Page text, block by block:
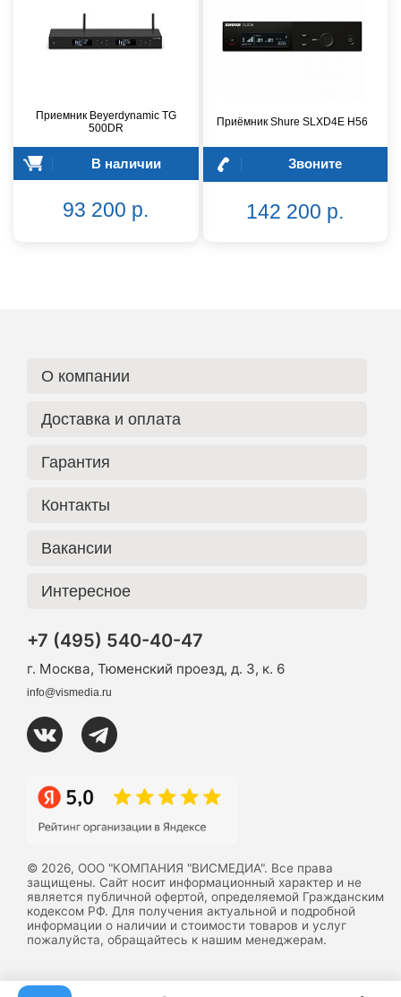
Приемник Beyerdynamic TG
500DR
В наличии
93 200 р.
Приёмник Shure SLXD4E H56
Звоните
142 200 р.
О компании
Доставка и оплата
Гарантия
Контакты
Вакансии
Интересное
+7 (495) 540-40-47
г. Москва, Тюменский проезд, д. 3, к. 6
info@vismedia.ru
© 2026, ООО "КОМПАНИЯ "ВИСМЕДИА". Все права
защищены. Сайт носит информационный характер и не
является публичной офертой, определяемой Гражданским
кодексом РФ. Для получения актуальной и подробной
информации о наличии и стоимости товаров и услуг
пожалуйста, обращайтесь к нашим менеджерам.